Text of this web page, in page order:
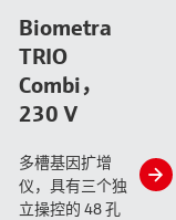
Biometra
TRIO
Combi，
230 V
多槽基因扩增
仪，具有三个独
立操控的 48 孔